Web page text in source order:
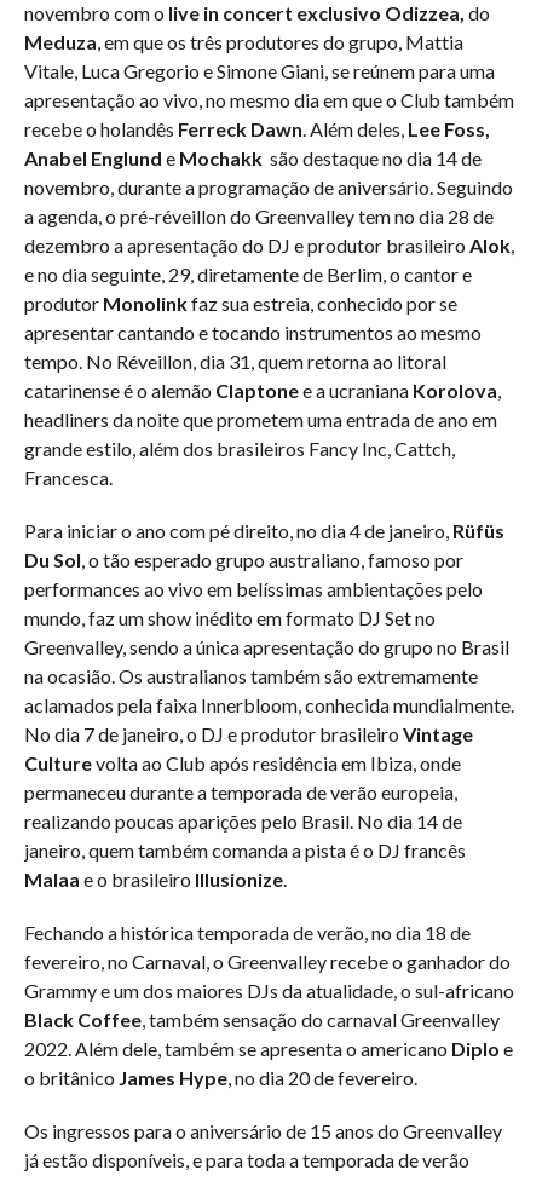
novembro com o live in concert exclusivo Odizzea, do
Meduza,em que os três produtores do grupo, Mattia
Vitale, Luca Gregorio e Simone Giani, se reúnem para uma
apresentação ao vivo, no mesmo dia em que o Club também
recebe o holandês Ferreck Dawn. Além deles, Lee Foss,
Anabel Englund e Mochakk são destaque no dia 14 de
novembro, durante a programação de aniversário. Seguindo
a agenda, o pré-réveillon do Greenvalley tem no dia 28 de
dezembro a apresentação do DJ e produtor brasileiro Alok,
e no dia seguinte, 29, diretamente de Berlim, o cantor e
produtor Monolinkfaz sua estreia, conhecido por se
apresentar cantando e tocando instrumentos ao mesmo
tempo. No Réveillon, dia 31, quem retorna ao litoral
catarinense é o alemão Claptonee a ucraniana Korolova,
headliners da noite que prometem uma entrada de ano em
grande estilo, além dos brasileiros Fancy Inc, Cattch,
Francesca.
Para iniciar o ano com pé direito, no dia 4 de janeiro, Rüfüs
Du Sol, o tão esperado grupo australiano, famoso por
performances ao vivo em belíssimas ambientações pelo
mundo, faz um show inédito em formato DJ Set no
Greenvalley, sendo a única apresentação do grupo no Brasil
na ocasião. Os australianos também são extremamente
aclamados pela faixa Innerbloom, conhecida mundialmente.
No dia 7 de janeiro, o DJ e produtor brasileiro Vintage
Culturevolta ao Club após residência em Ibiza, onde
permaneceu durante a temporada de verão europeia,
realizando poucas aparições pelo Brasil. No dia 14 de
janeiro, quem também comanda a pista é o DJ francês
Malaa e o brasileiro Illusionize.
Fechando a histórica temporada de verão, no dia 18 de
fevereiro, no Carnaval, o Greenvalley recebe o ganhador do
Grammy e um dos maiores DJs da atualidade, o sul-africano
Black Coffee, também sensação do carnaval Greenvalley
2022. Além dele, também se apresenta o americano Diplo e
o britânico James Hype, no dia 20 de fevereiro.
Os ingressos para o aniversário de 15 anos do Greenvalley
já estão disponíveis, e para toda a temporada de verão